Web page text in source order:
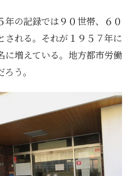
年の記録では９０世帯、６０
される。それが１９５７年に
に増えている。地方都市労働
う。